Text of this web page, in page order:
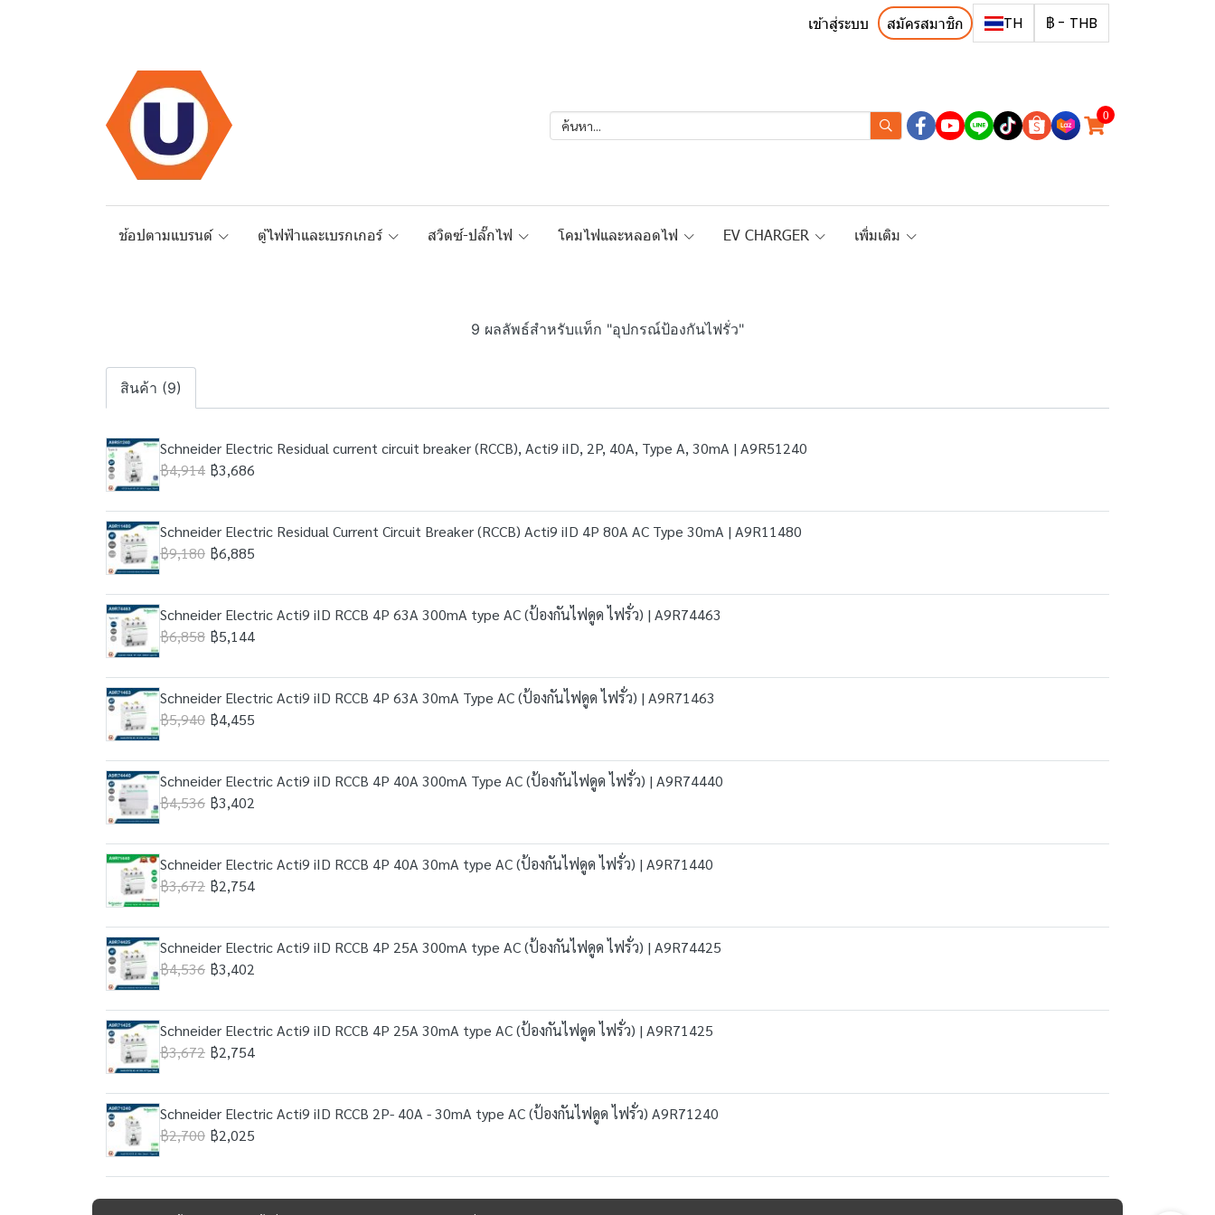
เข้าสู่ระบบ สมัครสมาชิก TH ฿ - THB
0
ช้อปตามแบรนด์ ตู้ไฟฟ้าและเบรกเกอร์ สวิตซ์-ปลั๊กไฟ โคมไฟและหลอดไฟ EV CHARGER เพิ่มเติม
9 ผลลัพธ์สำหรับแท็ก "อุปกรณ์ป้องกันไฟรั่ว"
สินค้า (9)
Schneider Electric Residual current circuit breaker (RCCB), Acti9 iID, 2P, 40A, Type A, 30mA | A9R51240
฿4,914 ฿3,686
Schneider Electric Residual Current Circuit Breaker (RCCB) Acti9 iID 4P 80A AC Type 30mA | A9R11480
฿9,180 ฿6,885
Schneider Electric Acti9 iID RCCB 4P 63A 300mA type AC (ป้องกันไฟดูด ไฟรั่ว) | A9R74463
฿6,858 ฿5,144
Schneider Electric Acti9 iID RCCB 4P 63A 30mA Type AC (ป้องกันไฟดูด ไฟรั่ว) | A9R71463
฿5,940 ฿4,455
Schneider Electric Acti9 iID RCCB 4P 40A 300mA Type AC (ป้องกันไฟดูด ไฟรั่ว) | A9R74440
฿4,536 ฿3,402
Schneider Electric Acti9 iID RCCB 4P 40A 30mA type AC (ป้องกันไฟดูด ไฟรั่ว) | A9R71440
฿3,672 ฿2,754
Schneider Electric Acti9 iID RCCB 4P 25A 300mA type AC (ป้องกันไฟดูด ไฟรั่ว) | A9R74425
฿4,536 ฿3,402
Schneider Electric Acti9 iID RCCB 4P 25A 30mA type AC (ป้องกันไฟดูด ไฟรั่ว) | A9R71425
฿3,672 ฿2,754
Schneider Electric Acti9 iID RCCB 2P- 40A - 30mA type AC (ป้องกันไฟดูด ไฟรั่ว) A9R71240
฿2,700 ฿2,025